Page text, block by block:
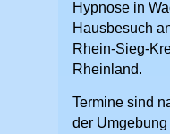
Hypnose in
Hausbesuch
Rhein-Sieg-
Rheinland.
Termine sind
der